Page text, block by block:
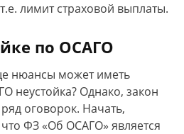
лимит страховой выплаты.
по ОСАГО
нюансы может иметь
неустойка? Однако, закон
оговорок. Начать,
ФЗ «Об ОСАГО» является